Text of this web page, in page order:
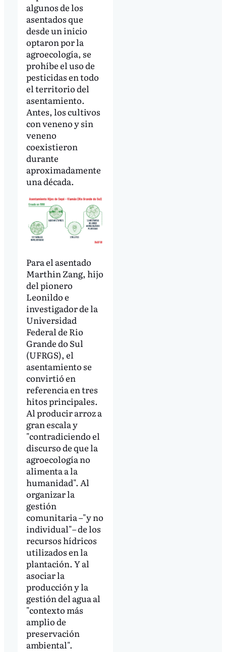
algunos de los
asentados que
desde un inicio
optaron por la
agroecología, se
prohíbe el uso de
pesticidas en todo
el territorio del
asentamiento.
Antes, los cultivos
con veneno y sin
veneno
coexistieron
durante
aproximadamente
una década.
Para el asentado
Marthin Zang, hijo
del pionero
Leonildo e
investigador de la
Universidad
Federal de Rio
Grande do Sul
(UFRGS), el
asentamiento se
convirtió en
referencia en tres
hitos principales.
Al producir arroz a
gran escala y
"contradiciendo el
discurso de que la
agroecología no
alimenta a la
humanidad". Al
organizar la
gestión
comunitaria –"y no
individual"– de los
recursos hídricos
utilizados en la
plantación. Y al
asociar la
producción y la
gestión del agua al
"contexto más
amplio de
preservación
ambiental".